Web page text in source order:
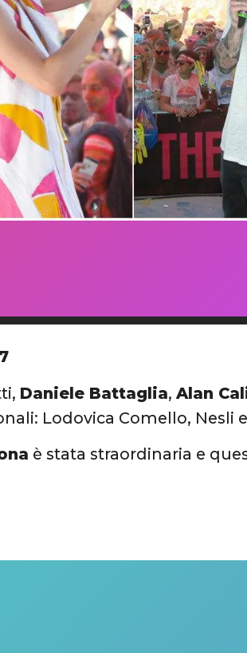
Daniele Battaglia,Alan
Lodovica Comello, Nesli
è stata straordinaria e